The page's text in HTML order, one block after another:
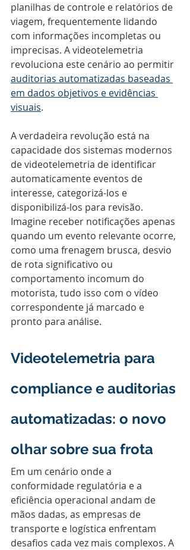
planilhas de controle e relatórios de
viagem, frequentemente lidando
com informações incompletas ou
imprecisas. A videotelemetria
revoluciona este cenário ao permitir
auditorias automatizadas baseadas
em dados objetivos e evidências
visuais.
A verdadeira revolução está na
capacidade dos sistemas modernos
de videotelemetria de identificar
automaticamente eventos de
interesse, categorizá-los e
disponibilizá-los para revisão.
Imagine receber notificações apenas
quando um evento relevante ocorre,
como uma frenagem brusca, desvio
de rota significativo ou
comportamento incomum do
motorista, tudo isso com o vídeo
correspondente já marcado e
pronto para análise.
Videotelemetria para
compliance e auditorias
automatizadas: o novo
olhar sobre sua frota
Em um cenário onde a
conformidade regulatória e a
eficiência operacional andam de
mãos dadas, as empresas de
transporte e logística enfrentam
desafios cada vez mais complexos. A